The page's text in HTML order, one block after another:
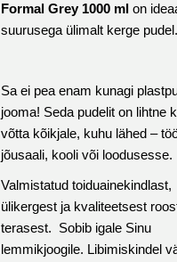
Formal Grey 1000 ml on
suurusega ülimalt kerge pudel.
Sa ei pea enam kunagi
jooma! Seda pudelit on lihtne
võtta kõikjale, kuhu lähed –
jõusaali, kooli või loodusesse.
Valmistatud toiduainekindlast,
ülikergest ja kvaliteetsest
terasest. Sobib igale Sinu
lemmikjoogile. Libimiskindel